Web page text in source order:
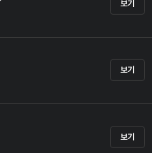
보기
보기
보기